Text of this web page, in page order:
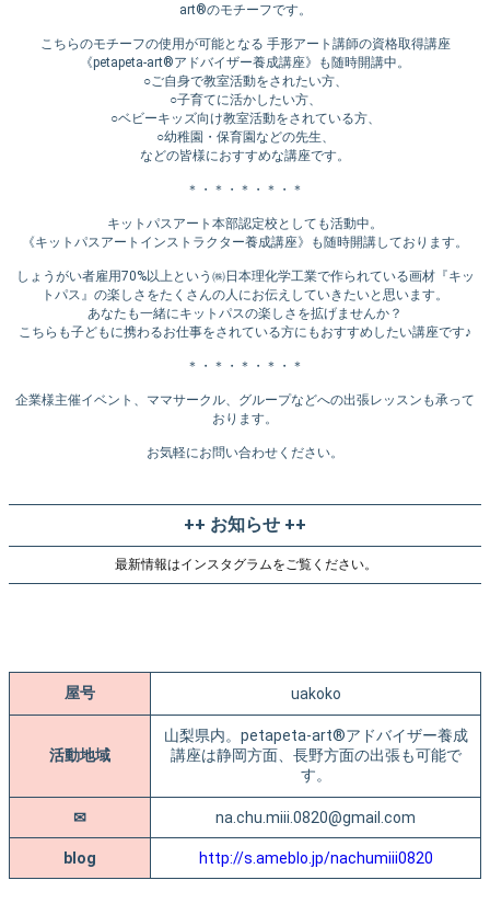
art®のモチーフです。
こちらのモチーフの使用が可能となる 手形アート講師の資格取得講座
《petapeta-art®️アドバイザー養成講座》も随時開講中。
○ご自身で教室活動をされたい方、
○子育てに活かしたい方、
○ベビーキッズ向け教室活動をされている方、
○幼稚園・保育園などの先生、
などの皆様におすすめな講座です。
＊・＊・＊・＊・＊
キットパスアート本部認定校としても活動中。
《キットパスアートインストラクター養成講座》も随時開講しております。
しょうがい者雇用70%以上という㈱日本理化学工業で作られている画材『キッ
トパス』の楽しさをたくさんの人にお伝えしていきたいと思います。
あなたも一緒にキットパスの楽しさを拡げませんか？
こちらも子どもに携わるお仕事をされている方にもおすすめしたい講座です♪
＊・＊・＊・＊・＊
企業様主催イベント、ママサークル、グループなどへの出張レッスンも承って
おります。
お気軽にお問い合わせください。
++ お知らせ ++
最新情報はインスタグラムをご覧ください。
屋号 uakoko
活動地域
山梨県内。petapeta-art®アドバイザー養成
講座は静岡方面、長野方面の出張も可能で
す。
✉ na.chu.miii.0820@gmail.com
blog http://s.ameblo.jp/nachumiii0820